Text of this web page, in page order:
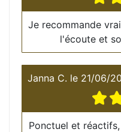
Je recommande
l'écoute et
Janna C. le 21/06/
Ponctuel et